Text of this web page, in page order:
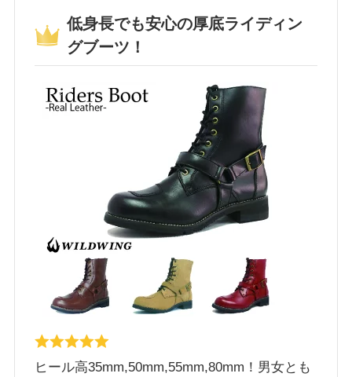
低身長でも安心の厚底ライディン
グブーツ！
ヒール高35mm,50mm,55mm,80mm！男女とも